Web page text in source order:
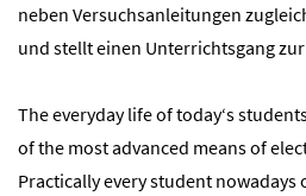
neben Versuchsanleitungen
und stellt einen Unterrichtsgang
The everyday life of today‘s
of the most advanced means of
Practically every student nowadays